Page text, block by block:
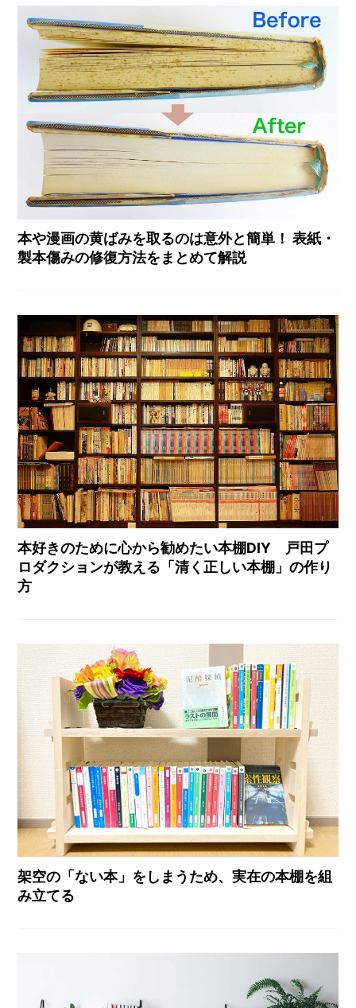
本や漫画の黄ばみを取るのは意外と簡単！ 表紙・
製本傷みの修復方法をまとめて解説
本好きのために心から勧めたい本棚DIY 戸田プ
ロダクションが教える「清く正しい本棚」の作り
方
架空の「ない本」をしまうため、実在の本棚を組
み立てる